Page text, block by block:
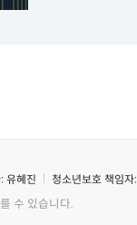
유혜진 청소년보호 책임자:
수 있습니다.